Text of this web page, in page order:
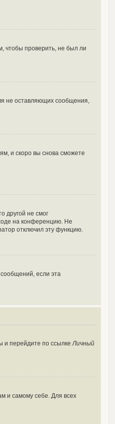
чтобы проверить, не был ли
не оставляющих сообщения,
и скоро вы снова сможете
другой не смог
на конференцию. Не
отключил эту функцию.
если эта
и перейдите по ссылкеЛичный
и самому себе. Для всех